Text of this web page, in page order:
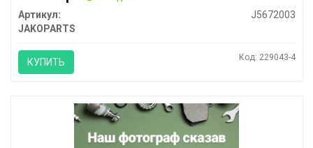
Артикул:
J5672003
JAKOPARTS
КУПИТЬ Код: 229043-4